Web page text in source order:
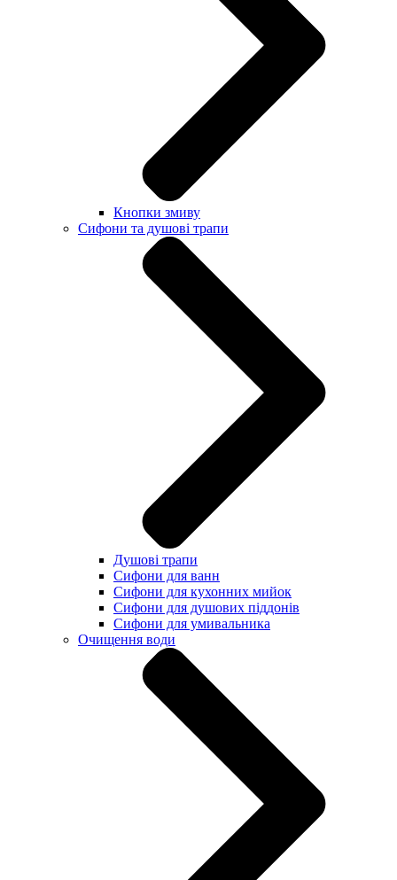
Кнопки змиву
Сифони та душові трапи
Душові трапи
Сифони для ванн
Сифони для кухонних мийок
Сифони для душових піддонів
Сифони для умивальника
Очищення води